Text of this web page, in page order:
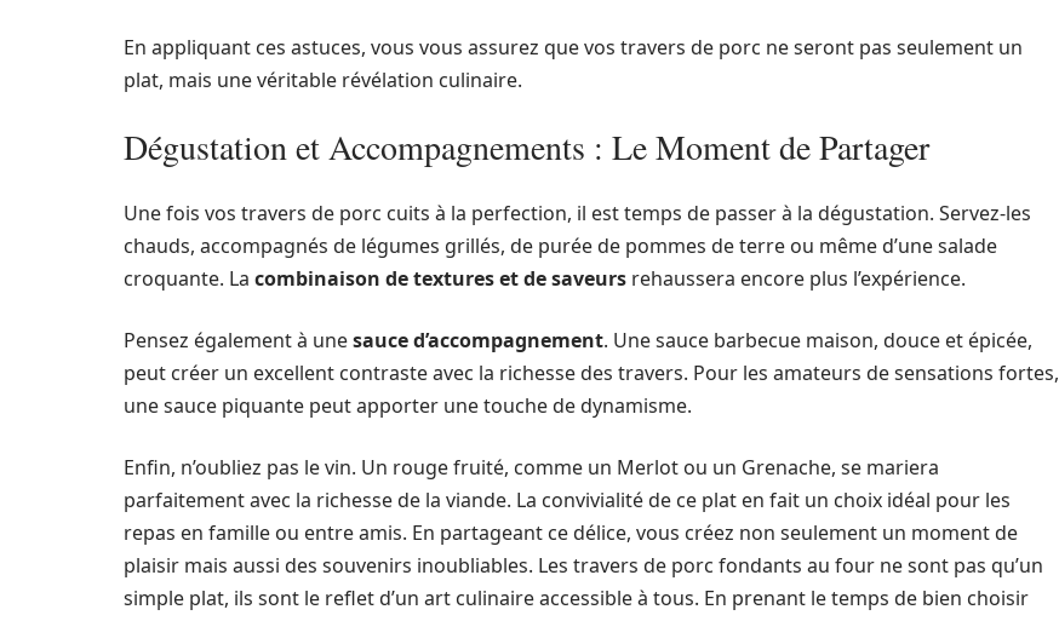
En appliquant ces astuces, vous vous assurez que vos travers de porc ne seront pas seulement un
plat, mais une véritable révélation culinaire.
Dégustation et Accompagnements : Le Moment de Partager
Une fois vos travers de porc cuits à la perfection, il est temps de passer à la dégustation. Servez-les
chauds, accompagnés de légumes grillés, de purée de pommes de terre ou même d’une salade
croquante. La combinaison de textures et de saveurs rehaussera encore plus l’expérience.
Pensez également à unesauce d’accompagnement. Une sauce barbecue maison, douce et épicée,
peut créer un excellent contraste avec la richesse des travers. Pour les amateurs de sensations fortes,
une sauce piquante peut apporter une touche de dynamisme.
Enfin, n’oubliez pas le vin. Un rouge fruité, comme un Merlot ou un Grenache, se mariera
parfaitement avec la richesse de la viande. La convivialité de ce plat en fait un choix idéal pour les
repas en famille ou entre amis. En partageant ce délice, vous créez non seulement un moment de
plaisir mais aussi des souvenirs inoubliables. Les travers de porc fondants au four ne sont pas qu’un
simple plat, ils sont le reflet d’un art culinaire accessible à tous. En prenant le temps de bien choisir